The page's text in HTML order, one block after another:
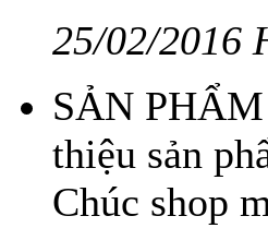
25/02/2016
SẢN
thiệu sản
Chúc shop